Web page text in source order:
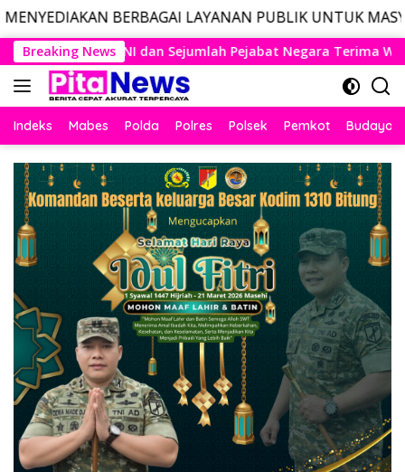
LAYANAN PUBLIK UNTUK MASYARAKAT,
Langsung
ke
konten
Breaking News
Negara Terima Warga Kehormatan dan Brevet Korps
Indeks Mabes Polda Polres Polsek Pemkot Budaya